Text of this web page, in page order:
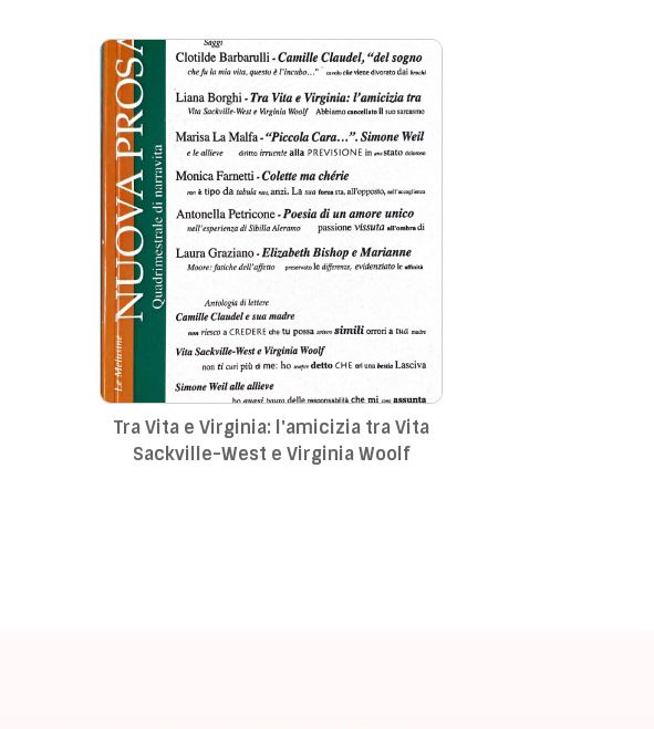
Tra Vita e Virginia: l'amicizia tra Vita
Sackville-West e Virginia Woolf